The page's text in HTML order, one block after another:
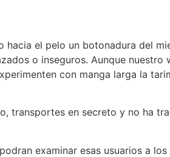
hacia el pelo un botonadura del
o inseguros. Aunque nuestro
con manga larga la
transportes en secreto y no ha
examinar esas usuarios a los